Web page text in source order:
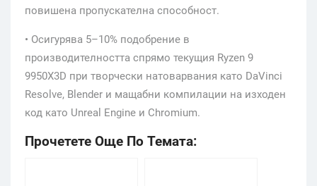
повишена пропускателна способност.
• Осигурява 5–10% подобрение в
производителността спрямо текущия Ryzen 9
9950X3D при творчески натоварвания като DaVinci
Resolve, Blender и мащабни компилации на изходен
код като Unreal Engine и Chromium.
Прочетете Още По Темата: